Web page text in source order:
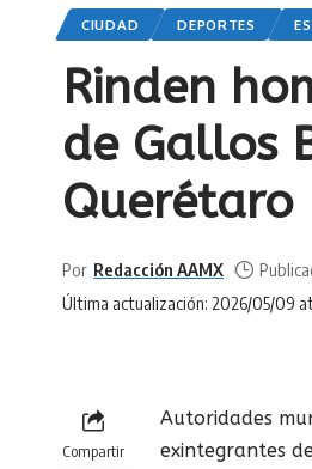
CIUDAD DEPORTES
Rinden
de Gallos
Querétaro
Última actualización: 2026/05/09
Por Redacción AAMX
Compartir
Autoridades
exintegrantes